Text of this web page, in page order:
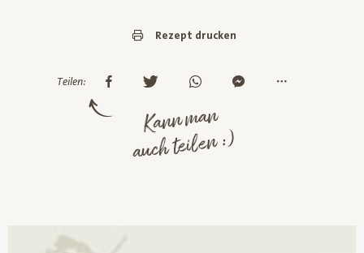
Rezept drucken
Teilen:
Kann man
auch teilen :)